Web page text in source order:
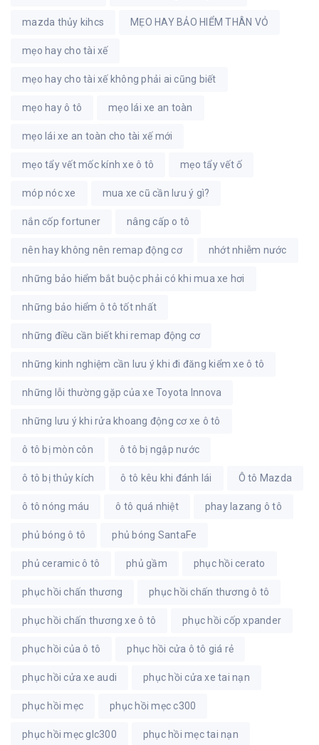
mazda thủy kihcs MẸO HAY BẢO HIỂM THÂN VỎ
mẹo hay cho tài xế
mẹo hay cho tài xế không phải ai cũng biết
mẹo hay ô tô mẹo lái xe an toàn
mẹo lái xe an toàn cho tài xế mới
mẹo tẩy vết mốc kính xe ô tô mẹo tẩy vết ố
móp nóc xe mua xe cũ cần lưu ý gì?
nắn cốp fortuner nâng cấp o tô
nên hay không nên remap động cơ nhớt nhiễm nước
những bảo hiểm bắt buộc phải có khi mua xe hơi
những bảo hiểm ô tô tốt nhất
những điều cần biết khi remap động cơ
những kinh nghiệm cần lưu ý khi đi đăng kiểm xe ô tô
những lỗi thường gặp của xe Toyota Innova
những lưu ý khi rửa khoang động cơ xe ô tô
ô tô bị mòn côn ô tô bị ngập nước
ô tô bị thủy kích ô tô kêu khi đánh lái Ô tô Mazda
ô tô nóng máu ô tô quá nhiệt phay lazang ô tô
phủ bóng ô tô phủ bóng SantaFe
phủ ceramic ô tô phủ gầm phục hồi cerato
phục hồi chấn thương phục hồi chấn thương ô tô
phục hồi chấn thương xe ô tô phục hồi cốp xpander
phục hồi của ô tô phục hồi cửa ô tô giá rẻ
phục hồi cửa xe audi phục hồi cửa xe tai nạn
phục hồi mẹc phục hồi mẹc c300
phục hồi mẹc glc300 phục hồi mẹc tai nạn